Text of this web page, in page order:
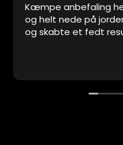
Kæmpe anbefaling
og helt nede på
og skabte et fedt